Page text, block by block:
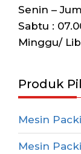
Senin –
Sabtu :
Minggu/
Produk
Mesin
Mesin